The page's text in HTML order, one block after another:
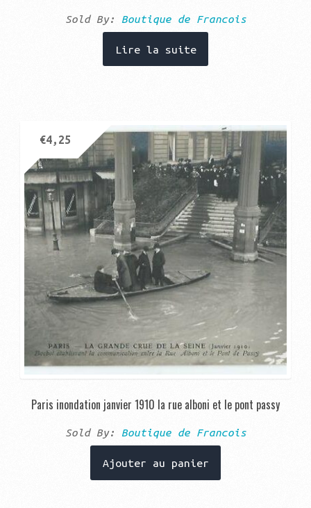
Sold By: Boutique de Francois
Lire la suite
Paris inondation janvier 1910 la rue alboni et le pont passy
€4,25
Sold By: Boutique de Francois
Ajouter au panier